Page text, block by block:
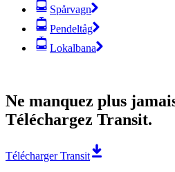
Spårvagn
Pendeltåg
Lokalbana
Ne manquez plus
Téléchargez Transit.
Télécharger Transit